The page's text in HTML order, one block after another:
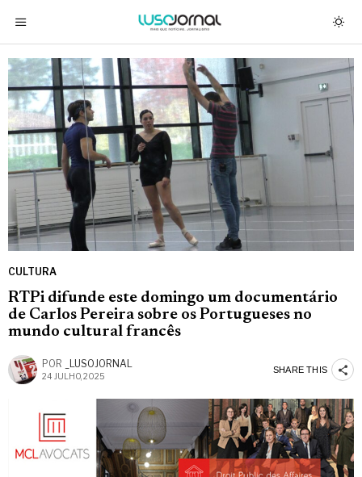
CULTURA
RTPi difunde este domingo um documentário
de Carlos Pereira sobre os Portugueses no
mundo cultural francês
POR _LUSOJORNAL
24 JULHO, 2025
SHARE THIS